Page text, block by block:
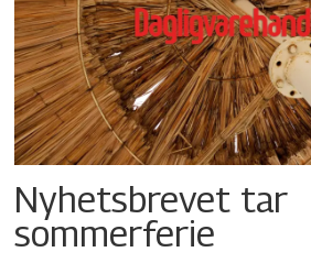
Nyhetsbrevet tar
sommerferie